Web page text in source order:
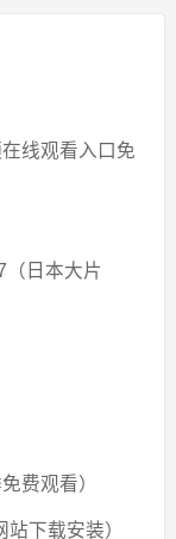
线观看入口免
（日本大片
费观看）
下载安装）